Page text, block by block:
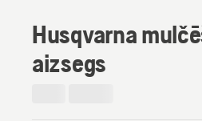
Husqvarna
aizsegs